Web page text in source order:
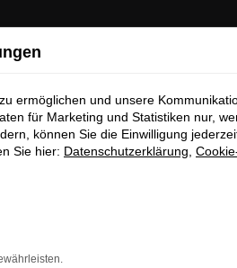
ermöglichen und unsere
für Marketing und Statistiken nur,
können Sie die Einwilligung
Sie hier: Datenschutzerklärung